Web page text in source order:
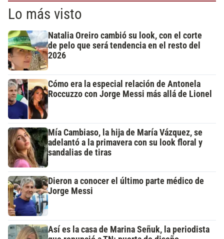
Lo más visto
Natalia Oreiro cambió su look, con el corte
de pelo que será tendencia en el resto del
2026
Cómo era la especial relación de Antonela
Roccuzzo con Jorge Messi más allá de Lionel
Mía Cambiaso, la hija de María Vázquez, se
adelantó a la primavera con su look floral y
sandalias de tiras
Dieron a conocer el último parte médico de
Jorge Messi
Así es la casa de Marina Señuk, la periodista